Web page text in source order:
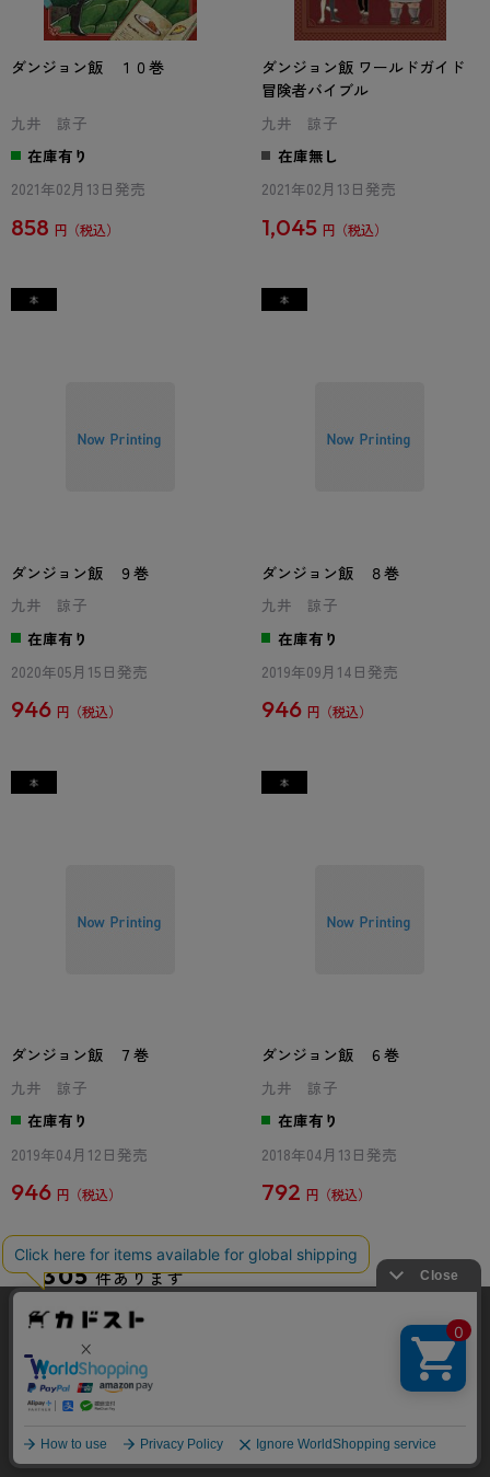
ダンジョン飯 １０巻
九井 諒子
在庫有り
2021年02月13日発売
858 円
ダンジョン飯 ワールドガイド
冒険者バイブル
九井 諒子
在庫無し
2021年02月13日発売
1,045 円
ダンジョン飯 ９巻
九井 諒子
在庫有り
2020年05月15日発売
946 円
ダンジョン飯 ８巻
九井 諒子
在庫有り
2019年09月14日発売
946 円
ダンジョン飯 ７巻
九井 諒子
在庫有り
2019年04月12日発売
946 円
ダンジョン飯 ６巻
九井 諒子
在庫有り
2018年04月13日発売
792 円
[241～300件]
305 件あります
当サイトでは利用体験の向上およびコンテンツの最適な提供、ト
ラフィックの分析を目的としてCookieを使用しています。
サイトの閲覧を継続された場合、Cookieの利用に同意したことも
のといたします。
詳細については
承諾する